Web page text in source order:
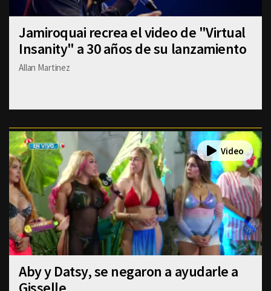
Jamiroquai recrea el video de "Virtual
Insanity" a 30 años de su lanzamiento
Allan Martinez
Aby y Datsy, se negaron a ayudarle a